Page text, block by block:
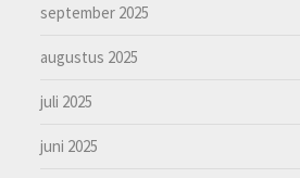
september 2025
augustus 2025
juli 2025
juni 2025